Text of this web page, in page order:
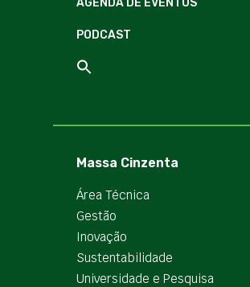
AGENDA DE EVENTOS
PODCAST
Massa Cinzenta
Área Técnica
Gestão
Inovação
Sustentabilidade
Universidade e Pesquisa